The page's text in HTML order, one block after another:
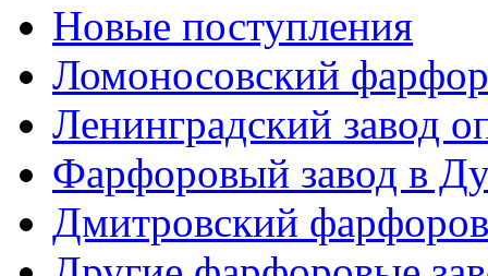
Новые поступления
Ломоносовский
Ленинградский завод
Фарфоровый завод в
Дмитровский